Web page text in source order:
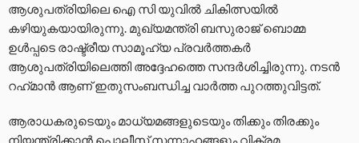
ആശുപത്രിയിലെ ഐ സി യുവിൽ ചികിത്സയിൽ
കഴിയുകയായിരുന്നു. മുഖ്യമന്ത്രി ബസുരാജ് ബൊമ്മ
ഉള്‍പ്പടെ രാഷ്ട്രീയ സാമൂഹ്യ പ്രവര്‍ത്തകര്‍
ആശുപത്രിയിലെത്തി അദ്ദേഹത്തെ സന്ദർശിച്ചിരുന്നു. നടൻ
റഹ്‌മാൻ ആണ് ഇതുസംബന്ധിച്ച വാർത്ത പുറത്തുവിട്ടത്.
ആരാധകരുടെയും മാധ്യമങ്ങളുടെയും തിക്കും തിരക്കും
നിയന്ത്രിക്കാന്‍ പൊലീസ് സന്നാഹങ്ങളും വിക്രമ